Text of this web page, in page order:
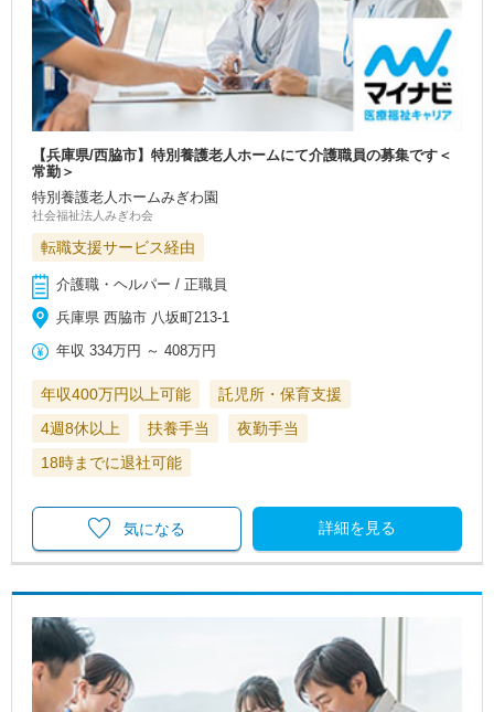
【兵庫県/西脇市】特別養護老人ホームにて介護職員の募集です＜
常勤＞
特別養護老人ホームみぎわ園
社会福祉法人みぎわ会
転職支援サービス経由
介護職・ヘルパー / 正職員
兵庫県 西脇市 八坂町213-1
年収 334万円 ～408万円
年収400万円以上可能
託児所・保育支援
4週8休以上
扶養手当
夜勤手当
18時までに退社可能
詳細を見る
気になる